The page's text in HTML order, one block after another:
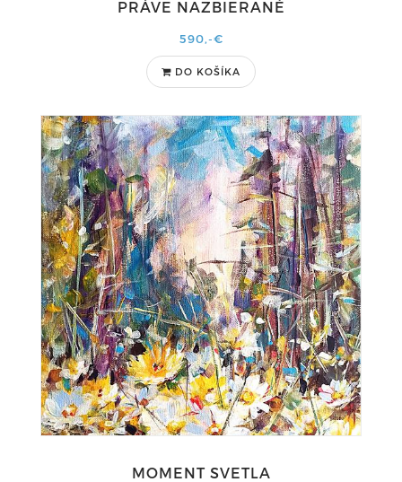
PRÁVE NAZBIERANÉ
590,-€
DO KOŠÍKA
MOMENT SVETLA